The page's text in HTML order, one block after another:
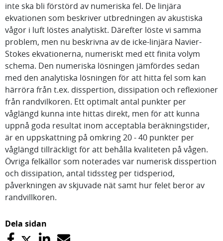
inte ska bli förstörd av numeriska fel. De linjära
ekvationen som beskriver utbredningen av akustiska
vågor i luft löstes analytiskt. Därefter löste vi samma
problem, men nu beskrivna av de icke-linjära Navier-
Stokes ekvationerna, numeriskt med ett finita volym
schema. Den numeriska lösningen jämfördes sedan
med den analytiska lösningen för att hitta fel som kan
härröra från t.ex. disspertion, dissipation och reflexioner
från randvilkoren. Ett optimalt antal punkter per
våglängd kunna inte hittas direkt, men för att kunna
uppnå goda resultat inom acceptabla beräkningstider,
är en uppskattning på omkring 20 - 40 punkter per
våglängd tillräckligt för att behålla kvaliteten på vågen.
Övriga felkällor som noterades var numerisk disspertion
och dissipation, antal tidssteg per tidsperiod,
påverkningen av skjuvade nät samt hur felet beror av
randvillkoren.
Dela sidan